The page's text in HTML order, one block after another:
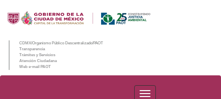
CDMX/Organismo Público Descentralizado/PAOT
Transparencia
Trámites y Servicios
Atención Ciudadana
Web e-mail PAOT
PAOT